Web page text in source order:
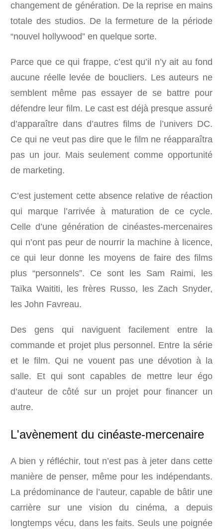
changement de génération. De la reprise en mains
totale des studios. De la fermeture de la période
“nouvel hollywood” en quelque sorte.
Parce que ce qui frappe, c’est qu’il n’y ait au fond
aucune réelle levée de boucliers. Les auteurs ne
semblent même pas essayer de se battre pour
défendre leur film. Le cast est déjà presque assuré
d’apparaître dans d’autres films de l’univers DC.
Ce qui ne veut pas dire que le film ne réapparaîtra
pas un jour. Mais seulement comme opportunité
de marketing.
C’est justement cette absence relative de réaction
qui marque l’arrivée à maturation de ce cycle.
Celle d’une génération de cinéastes-mercenaires
qui n’ont pas peur de nourrir la machine à licence,
ce qui leur donne les moyens de faire des films
plus “personnels”. Ce sont les Sam Raimi, les
Taïka Waititi, les frères Russo, les Zach Snyder,
les John Favreau.
Des gens qui naviguent facilement entre la
commande et projet plus personnel. Entre la série
et le film. Qui ne vouent pas une dévotion à la
salle. Et qui sont capables de mettre leur égo
d’auteur de côté sur un projet pour financer un
autre.
L'avènement du cinéaste-mercenaire
A bien y réfléchir, tout n’est pas à jeter dans cette
manière de penser, même pour les indépendants.
La prédominance de l’auteur, capable de bâtir une
carrière sur une vision du cinéma, a depuis
longtemps vécu, dans les faits. Seuls une poignée